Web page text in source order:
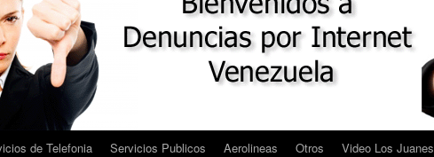
de Telefonia Servicios Publicos Aerolineas Otros Video Los Juanes